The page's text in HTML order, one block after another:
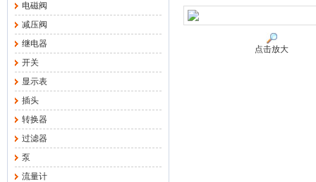
电磁阀
减压阀
继电器
开关
显示表
插头
转换器
过滤器
泵
流量计
点击放大